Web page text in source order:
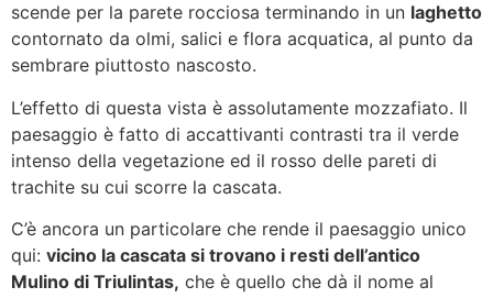
scende per la parete rocciosa terminando in un laghetto
contornato da olmi, salici e flora acquatica, al punto da
sembrare piuttosto nascosto.
L’effetto di questa vista è assolutamente mozzafiato. Il
paesaggio è fatto di accattivanti contrasti tra il verde
intenso della vegetazione ed il rosso delle pareti di
trachite su cui scorre la cascata.
C’è ancora un particolare che rende il paesaggio unico
qui: vicino la cascata si trovano i resti dell’antico
Mulino di Triulintas, che è quello che dà il nome al